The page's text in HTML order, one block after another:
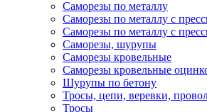
Саморезы по металлу
Саморезы по металлу с
Саморезы по металлу с
Саморезы, шурупы
Саморезы кровельные
Саморезы кровельные
Шурупы по бетону
Тросы, цепи, веревки,
Тросы